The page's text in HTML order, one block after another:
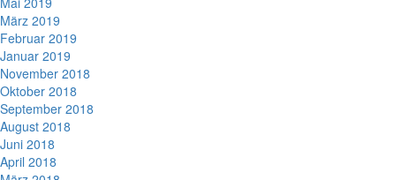
März 2019
Februar 2019
Januar 2019
November 2018
Oktober 2018
September 2018
August 2018
Juni 2018
April 2018